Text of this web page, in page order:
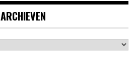
ARCHIEVEN